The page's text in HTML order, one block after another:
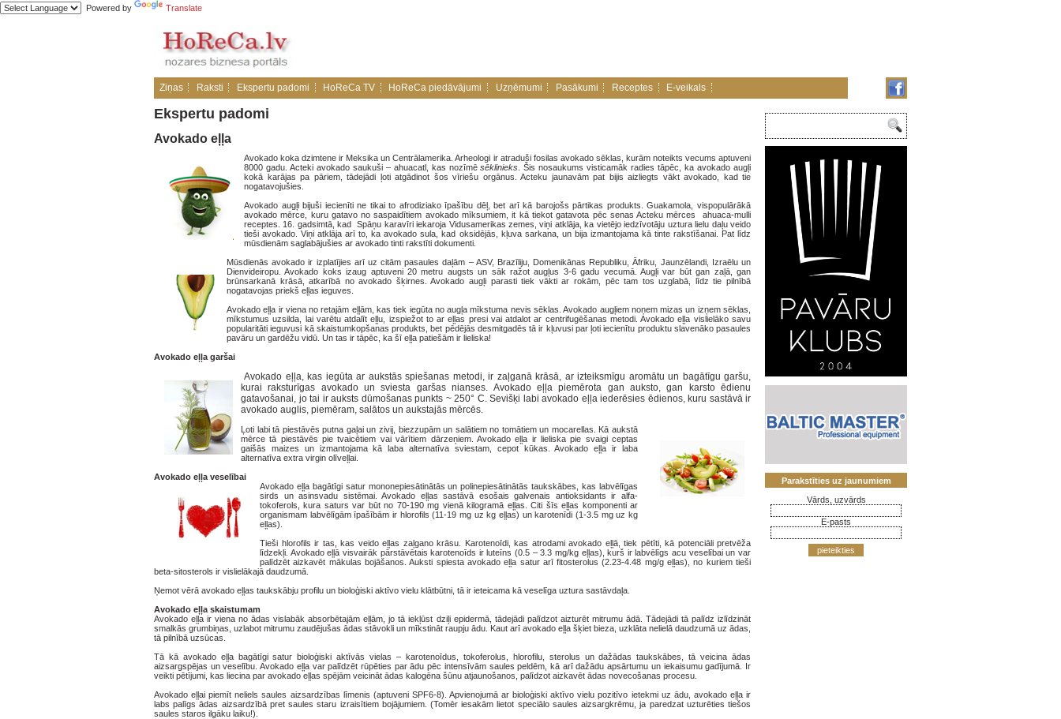
Powered by Translate
Ziņas Raksti Ekspertu padomi HoReCa TV HoReCa piedāvājumi Uzņēmumi Pasākumi Receptes E-veikals
Ekspertu padomi
Avokado eļļa
Avokado koka dzimtene ir Meksika un Centrālamerika. Arheologi ir atraduši fosilas avokado sēklas, kurām noteikts vecums aptuveni
8000 gadu. Acteki avokado saukuši – ahuacatl, kas nozīmēsēklinieks . Šis nosaukums visticamāk radies tāpēc, ka avokado augļi
kokā karājas pa pāriem, tādejādi ļoti atgādinot šos vīriešu orgānus. Acteku jaunavām pat bijis aizliegts vākt avokado, kad tie
nogatavojušies.
Avokado augļi bijuši iecienīti ne tikai to afrodiziako īpašību dēļ, bet arī kā barojošs pārtikas produkts. Guakamola, vispopulārākā
avokado mērce, kuru gatavo no saspaidītiem avokado mīksumiem, it kā tiekot gatavota pēc senas Acteku mērces ahuaca-mulli
receptes. 16. gadsimtā, kad Spāņu karavīri iekaroja Vidusamerikas zemes, viņi atklāja, ka vietējo iedzīvotāju uztura lielu daļu veido
tieši avokado. Viņi atklāja arī to, ka avokado sula, kad oksidējās, kļuva sarkana, un bija izmantojama kā tinte rakstīšanai. Pat līdz
mūsdienām saglabājušies ar avokado tinti rakstīti dokumenti.
Mūsdienās avokado ir izplatījies arī uz citām pasaules daļām – ASV, Brazīliju, Domenikānas Republiku, Āfriku, Jaunzēlandi, Izraēlu un
Dienvideiropu. Avokado koks izaug aptuveni 20 metru augsts un sāk ražot augļus 3-6 gadu vecumā. Augļi var būt gan zaļā, gan
brūnsarkanā krāsā, atkarībā no avokado šķirnes. Avokado augļi parasti tiek vākti ar rokām, pēc tam tos uzglabā, līdz tie pilnībā
nogatavojas priekš eļļas ieguves.
Avokado eļļa ir viena no retajām eļļām, kas tiek iegūta no augļa mīkstuma nevis sēklas. Avokado augļiem noņem mizas un izņem sēklas,
mīkstumus uzsilda, lai varētu atdalīt eļļu, izspiežot to ar eļļas presi vai atdalot ar centrifugēšanas metodi. Avokado eļļa vislielāko savu
popularitāti ieguvusi kā skaistumkopšanas produkts, bet pēdējās desmitgadēs tā ir kļuvusi par ļoti iecienītu produktu slavenāko pasaules
pavāru un gardēžu vidū. Un tas ir tāpēc, ka šī eļļa patiešām ir lieliska!
Avokado eļļa garšai
Avokado eļļa, kas iegūta ar aukstās spiešanas metodi, ir zaļganā krāsā, ar izteiksmīgu aromātu un bagātīgu garšu,
kurai raksturīgas avokado un sviesta garšas nianses. Avokado eļļa piemērota gan auksto, gan karsto ēdienu
gatavošanai, jo tai ir auksts dūmošanas punkts ~ 250° C. Sevišķi labi avokado eļļa iederēsies ēdienos, kuru sastāvā ir
avokado auglis, piemēram, salātos un aukstajās mērcēs.
Ļoti labi tā piestāvēs putna gaļai un zivij, biezzupām un salātiem no tomātiem un mocarellas. Kā aukstā
mērce tā piestāvēs pie tvaicētiem vai vārītiem dārzeņiem. Avokado eļļa ir lieliska pie svaigi ceptas
gaišās maizes un izmantojama kā laba alternatīva sviestam, cepot kūkas. Avokado eļļa ir laba
alternatīva extra virgin olīveļļai.
Avokado eļļa veselībai
Avokado eļļa bagātīgi satur mononepiesātinātās un polinepiesātinātās taukskābes, kas labvēlīgas
sirds un asinsvadu sistēmai. Avokado eļļas sastāvā esošais galvenais antioksidants ir alfa-
tokoferols, kura saturs var būt no 70-190 mg vienā kilogramā eļļas. Citi šīs eļļas komponenti ar
organismam labvēlīgām īpašībām ir hlorofils (11-19 mg uz kg eļļas) un karotenīdi (1-3.5 mg uz kg
eļļas).
Tieši hlorofils ir tas, kas veido eļļas zaļgano krāsu. Karotenoīdi, kas atrodami avokado eļļā, tiek pētīti, kā potenciāli pretvēža
līdzekļi. Avokado eļļā visvairāk pārstāvētais karotenoīds ir luteīns (0.5 – 3.3 mg/kg eļļas), kurš ir labvēlīgs acu veselībai un var
palīdzēt aizkavēt mākulas bojāšanos. Auksti spiesta avokado eļļa satur arī fitosterolus (2.23-4.48 mg/g eļļas), no kuriem tieši
beta-sitosterols ir vislielākajā daudzumā.
Ņemot vērā avokado eļļas taukskābju profilu un bioloģiski aktīvo vielu klātbūtni, tā ir ieteicama kā veselīga uztura sastāvdaļa.
Avokado eļļa skaistumam
Avokado eļļa ir viena no ādas vislabāk absorbētajām eļļām, jo tā iekļūst dziļi epidermā, tādejādi palīdzot aizturēt mitrumu ādā. Tādejādi tā palīdz izlīdzināt
smalkās grumbiņas, uzlabot mitrumu zaudējušas ādas stāvokli un mīkstināt raupju ādu. Kaut arī avokado eļļa šķiet bieza, uzklāta nelielā daudzumā uz ādas,
tā pilnībā uzsūcas.
Tā kā avokado eļļa bagātīgi satur bioloģiski aktīvās vielas – karotenoīdus, tokoferolus, hlorofilu, sterolus un dažādas taukskābes, tā veicina ādas
aizsargspējas un veselību. Avokado eļļa var palīdzēt rūpēties par ādu pēc intensīvām saules peldēm, kā arī dažādu apsārtumu un iekaisumu gadījumā. Ir
veikti pētījumi, kas liecina par avokado eļļas spējām veicināt ādas kalogēna šūnu atjaunošanos, palīdzot aizkavēt ādas novecošanas procesu.
Avokado eļļai piemīt neliels saules aizsardzības līmenis (aptuveni SPF6-8). Apvienojumā ar bioloģiski aktīvo vielu pozitīvo ietekmi uz ādu, avokado eļļa ir
labs palīgs ādas aizsardzībā pret saules staru izraisītiem bojājumiem. (Tomēr iesakām lietot speciālo saules aizsargkrēmu, ja paredzat uzturēties tiešos
saules staros ilgāku laiku!).
Parakstīties uz jaunumiem
Vārds, uzvārds
E-pasts
pieteikties